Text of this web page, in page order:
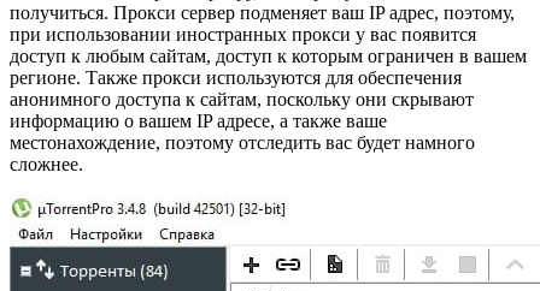
получиться. Прокси сервер подменяет ваш IP адрес, поэтому,
при использовании иностранных прокси у вас появится
доступ к любым сайтам, доступ к которым ограничен в вашем
регионе. Также прокси используются для обеспечения
анонимного доступа к сайтам, поскольку они скрывают
информацию о вашем IP адресе, а также ваше
местонахождение, поэтому отследить вас будет намного
сложнее.